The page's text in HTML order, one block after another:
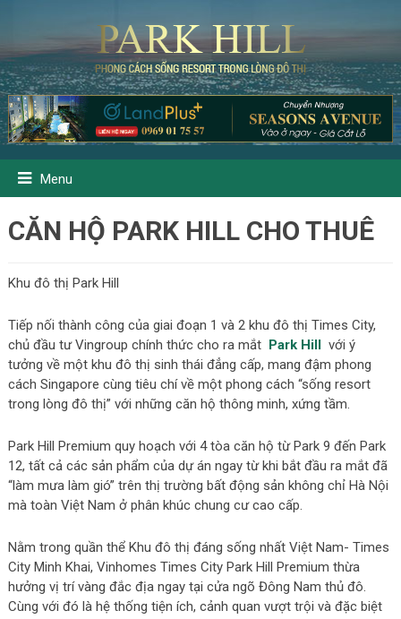
Menu
CĂN HỘ PARK HILL CHO THUÊ
Khu đô thị Park Hill
Tiếp nối thành công của giai đoạn 1 và 2 khu đô thị Times City,
chủ đầu tư Vingroup chính thức cho ra mắt Park Hill với ý
tưởng về một khu đô thị sinh thái đẳng cấp, mang đậm phong
cách Singapore cùng tiêu chí về một phong cách “sống resort
trong lòng đô thị” với những căn hộ thông minh, xứng tầm.
Park Hill Premium quy hoạch với 4 tòa căn hộ từ Park 9 đến Park
12, tất cả các sản phẩm của dự án ngay từ khi bắt đầu ra mắt đã
“làm mưa làm gió” trên thị trường bất động sản không chỉ Hà Nội
mà toàn Việt Nam ở phân khúc chung cư cao cấp.
Nằm trong quần thể Khu đô thị đáng sống nhất Việt Nam- Times
City Minh Khai, Vinhomes Times City Park Hill Premium thừa
hưởng vị trí vàng đắc địa ngay tại cửa ngõ Đông Nam thủ đô.
Cùng với đó là hệ thống tiện ích, cảnh quan vượt trội và đặc biệt